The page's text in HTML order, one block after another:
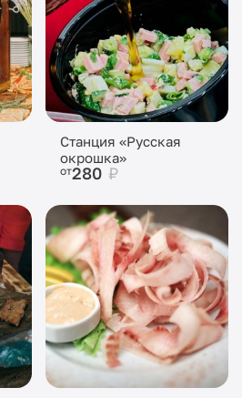
Станция «Русская
окрошка»
от280 ₽